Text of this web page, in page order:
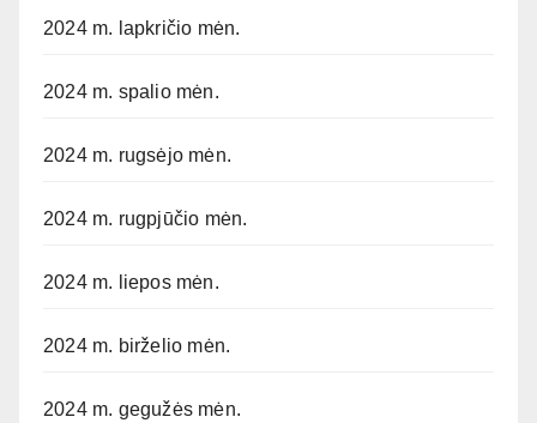
2024 m. lapkričio mėn.
2024 m. spalio mėn.
2024 m. rugsėjo mėn.
2024 m. rugpjūčio mėn.
2024 m. liepos mėn.
2024 m. birželio mėn.
2024 m. gegužės mėn.